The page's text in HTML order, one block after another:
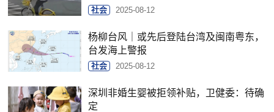
社会 2025-08-12
杨柳台风｜或先后登陆台湾及闽南粤东，
台发海上警报
社会 2025-08-12
深圳非婚生婴被拒领补贴，卫健委：待确
定